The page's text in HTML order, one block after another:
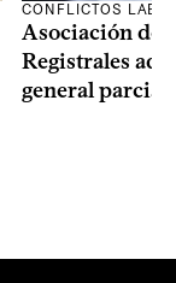
CONFLICTOS
Asociación de
Registrales
general parcial